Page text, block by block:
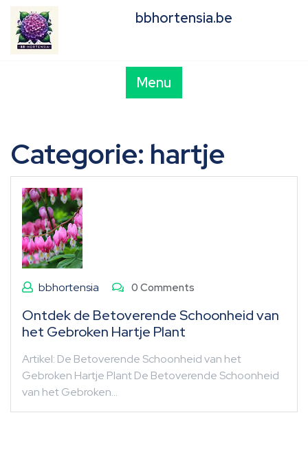
content
bbhortensia.be
Menu
Categorie: hartje
bbhortensia 0 Comments
Ontdek de Betoverende Schoonheid van
het Gebroken Hartje Plant
Artikel: De Betoverende Schoonheid van het
Gebroken Hartje Plant De Betoverende Schoonheid
van het Gebroken…